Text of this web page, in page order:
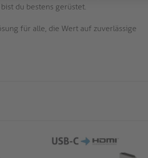
du bestens gerüstet.
für alle, die Wert auf zuverlässige